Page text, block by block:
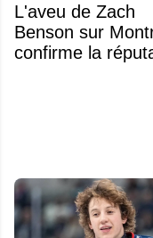
L'aveu de Zach
Benson sur
confirme la